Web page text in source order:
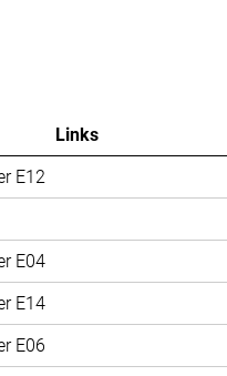
Links
E12
E04
E14
E06